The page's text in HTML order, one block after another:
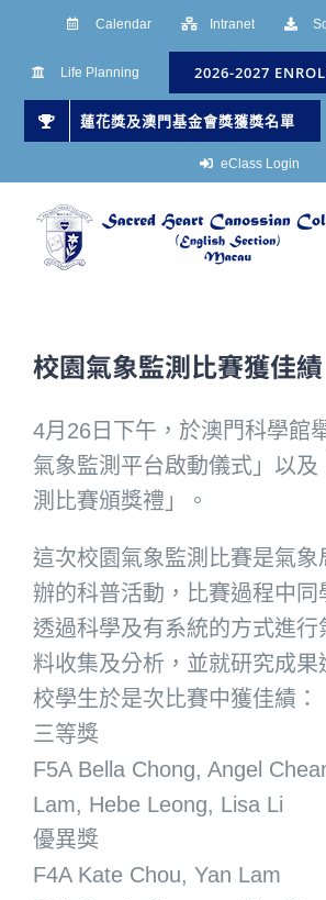
Calendar Intranet
Life Planning 2026-2027
蓮花獎及澳門基金會獎獲獎名單
eClass Login
校園氣象監測比賽獲佳績
4月26日下午，於澳門科學館
氣象監測平台啟動儀式」以及
測比賽頒獎禮」。
這次校園氣象監測比賽是氣象
辦的科普活動，比賽過程中同
透過科學及有系統的方式進行
料收集及分析，並就研究成果
校學生於是次比賽中獲佳績：
三等獎
F5A Bella Chong, Angel
Lam, Hebe Leong, Lisa Li
優異獎
F4A Kate Chou, Yan Lam